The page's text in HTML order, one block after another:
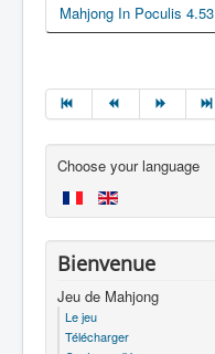
Mahjong In Poculis 4.53
Choose your language
Bienvenue
Jeu de Mahjong
Le jeu
Télécharger